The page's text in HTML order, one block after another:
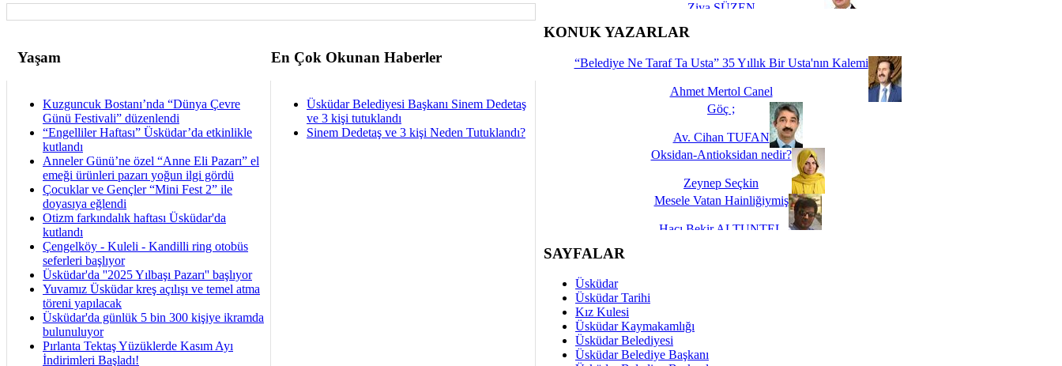
Yaşam En Çok Okunan Haberler
Kuzguncuk Bostanı’nda “Dünya Çevre
Günü Festivali” düzenlendi
“Engelliler Haftası” Üsküdar’da etkinlikle
kutlandı
Anneler Günü’ne özel “Anne Eli Pazarı” el
emeği ürünleri pazarı yoğun ilgi gördü
Çocuklar ve Gençler “Mini Fest 2” ile
doyasıya eğlendi
Otizm farkındalık haftası Üsküdar'da
kutlandı
Çengelköy - Kuleli - Kandilli ring otobüs
seferleri başlıyor
Üsküdar'da ''2025 Yılbaşı Pazarı'' başlıyor
Yuvamız Üsküdar kreş açılışı ve temel atma
töreni yapılacak
Üsküdar'da günlük 5 bin 300 kişiye ikramda
bulunuluyor
Pırlanta Tektaş Yüzüklerde Kasım Ayı
İndirimleri Başladı!
Üsküdar Belediyesi Başkanı Sinem Dedetaş
ve 3 kişi tutuklandı
Sinem Dedetaş ve 3 kişi Neden Tutuklandı?
Ziya SÜZEN
İşte Biz buyuz...
KONUK YAZARLAR
“Belediye Ne Taraf Ta Usta” 35 Yıllık Bir Usta'nın Kalemi
Ahmet Mertol Canel
Göç ;
Av. Cihan TUFAN
Oksidan-Antioksidan nedir?
Zeynep Seçkin
Mesele Vatan Hainliğiymiş
Hacı Bekir ALTUNTEL
Dünya Fani, Ama Kısa Bir Süre De Olsa Burdayız
Savaş ŞENEL
Hukukun Adaleti Kalmadı Üstadım!
SAYFALAR
Üsküdar
Üsküdar Tarihi
Kız Kulesi
Üsküdar Kaymakamlığı
Üsküdar Belediyesi
Üsküdar Belediye Başkanı